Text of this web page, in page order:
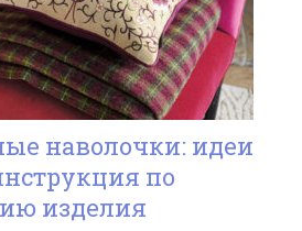
наволочки: идеи
по
изделия